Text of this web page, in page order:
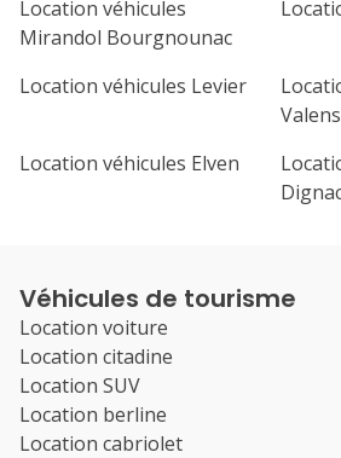
Location véhicules
Mirandol Bourgnounac
Location véhicules Levier
Location véhicules Elven
Véhicules de tourisme
Location voiture
Location citadine
Location SUV
Location berline
Location cabriolet